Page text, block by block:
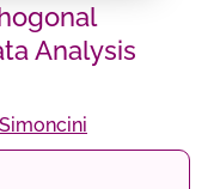
Analysis